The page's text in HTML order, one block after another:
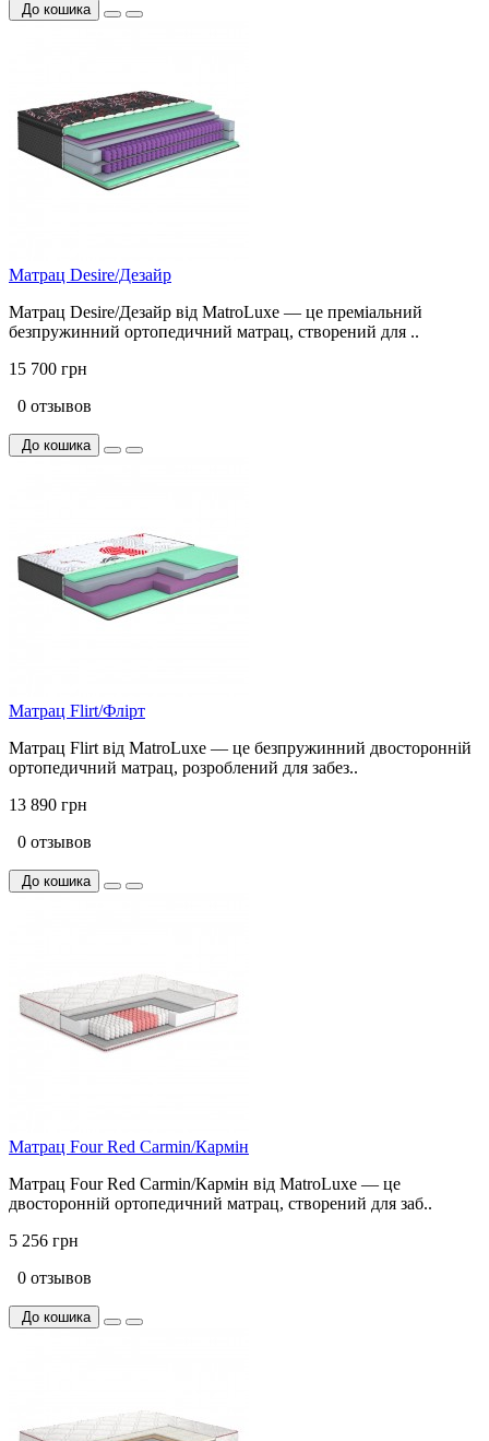
До кошика
Матрац Desire/Дезайр
Матрац Desire/Дезайр від MatroLuxe — це преміальний
безпружинний ортопедичний матрац, створений для ..
15 700 грн
0 отзывов
До кошика
Матрац Flirt/Флірт
Матрац Flirt від MatroLuxe — це безпружинний двосторонній
ортопедичний матрац, розроблений для забез..
13 890 грн
0 отзывов
До кошика
Матрац Four Red Carmin/Кармін
Матрац Four Red Carmin/Кармін від MatroLuxe — це
двосторонній ортопедичний матрац, створений для заб..
5 256 грн
0 отзывов
До кошика